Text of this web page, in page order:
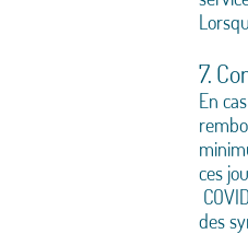
7.
En
ces
des